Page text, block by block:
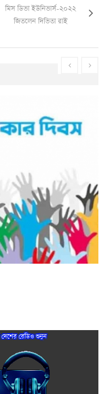
মিস ডিভা ইউনিভার্স-২০২২
জিতলেন দিভিতা রাই
রেডিও শুনুন